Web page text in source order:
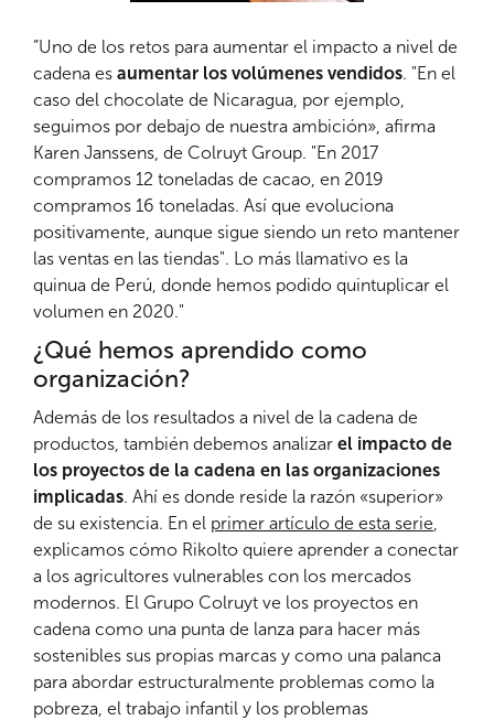
”Uno de los retos para aumentar el impacto a nivel de
cadena es aumentar los volúmenes vendidos. "En el
caso del chocolate de Nicaragua, por ejemplo,
seguimos por debajo de nuestra ambición», afirma
Karen Janssens, de Colruyt Group. "En 2017
compramos 12 toneladas de cacao, en 2019
compramos 16 toneladas. Así que evoluciona
positivamente, aunque sigue siendo un reto mantener
las ventas en las tiendas". Lo más llamativo es la
quinua de Perú, donde hemos podido quintuplicar el
volumen en 2020."
¿Qué hemos aprendido como
organización?
Además de los resultados a nivel de la cadena de
productos, también debemos analizar el impacto de
los proyectos de la cadena en las organizaciones
implicadas. Ahí es donde reside la razón «superior»
de su existencia. En el primer artículo de esta serie
explicamos cómo Rikolto quiere aprender a conectar
a los agricultores vulnerables con los mercados
modernos. El Grupo Colruyt ve los proyectos en
cadena como una punta de lanza para hacer más
sostenibles sus propias marcas y como una palanca
para abordar estructuralmente problemas como la
pobreza, el trabajo infantil y los problemas